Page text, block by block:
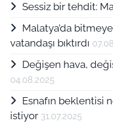
Sessiz bir tehdit:
Malatya’da
vatandaşı bıktırdı
Değişen hava,
04.08.2025
Esnafın beklentisi
istiyor 31.07.2025